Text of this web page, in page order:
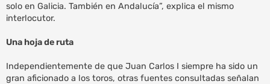
solo en Galicia. También en Andalucía”, explica el mismo
interlocutor.
Una hoja de ruta
Independientemente de que Juan Carlos I siempre ha sido un
gran aficionado a los toros, otras fuentes consultadas señalan